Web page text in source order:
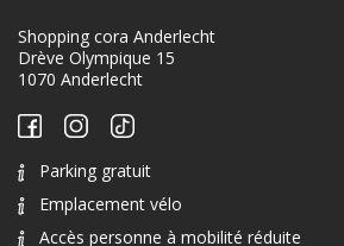
Shopping cora Anderlecht
Drève Olympique 15
1070 Anderlecht
Parking gratuit
Emplacement vélo
Accès personne à mobilité réduite